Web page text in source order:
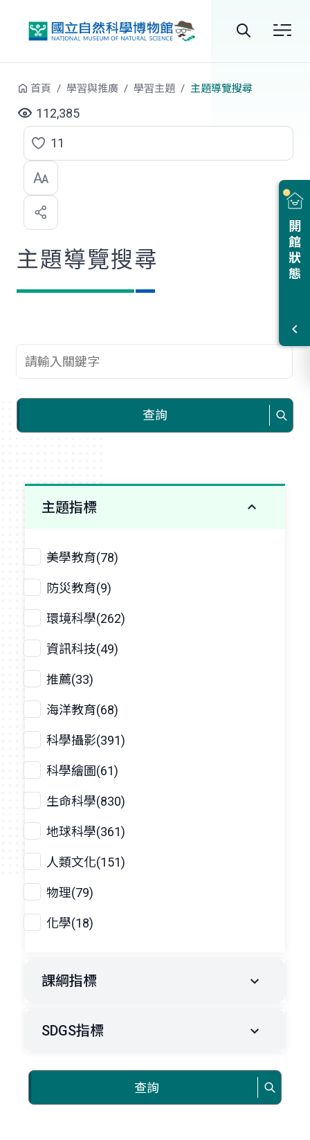
站
尋
開館狀態
首頁 學習與推廣 學習主題 主題導覽搜尋
112,385
點
選
喜
歡
11
主題導覽搜尋
查詢關鍵字
查詢
主題指標
美學教育(78)
防災教育(9)
環境科學(262)
資訊科技(49)
推薦(33)
海洋教育(68)
科學攝影(391)
科學繪圖(61)
生命科學(830)
地球科學(361)
人類文化(151)
物理(79)
化學(18)
課綱指標
SDGS指標
查詢